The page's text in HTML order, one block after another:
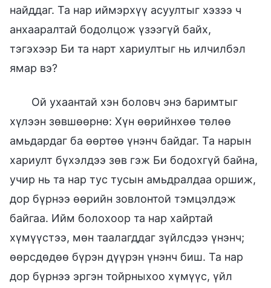
найддаг. Та нар иймэрхүү асуултыг хэзээ ч
анхааралтай бодолцож үзээгүй байх,
тэгэхээр Би та нарт хариултыг нь илчилбэл
ямар вэ?
Ой ухаантай хэн боловч энэ баримтыг
хүлээн зөвшөөрнө: Хүн өөрийнхөө төлөө
амьдардаг ба өөртөө үнэнч байдаг. Та нарын
хариулт бүхэлдээ зөв гэж Би бодохгүй байна,
учир нь та нар тус тусын амьдралдаа оршиж,
дор бүрнээ өөрийн зовлонтой тэмцэлдэж
байгаа. Ийм болохоор та нар хайртай
хүмүүстээ, мөн таалагддаг зүйлсдээ үнэнч;
өөрсдөдөө бүрэн дүүрэн үнэнч биш. Та нар
дор бүрнээ эргэн тойрныхоо хүмүүс, үйл